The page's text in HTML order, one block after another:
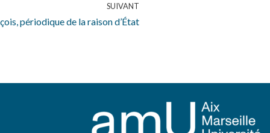
SUIVANT
périodique de la raison d’État